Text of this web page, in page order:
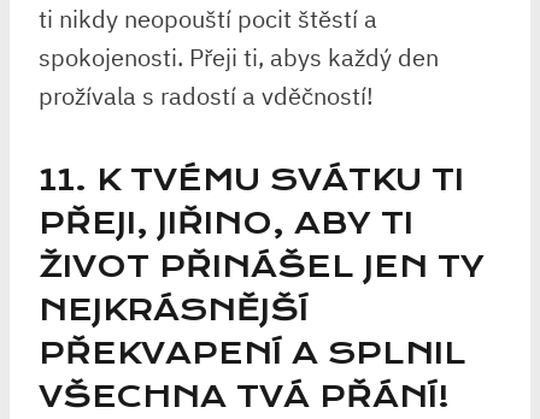
ti nikdy neopouští pocit štěstí a
spokojenosti. Přeji ti, abys každý den
prožívala s radostí a vděčností!
11. K TVÉMU SVÁTKU TI
PŘEJI, JIŘINO, ABY TI
ŽIVOT PŘINÁŠEL JEN TY
NEJKRÁSNĚJŠÍ
PŘEKVAPENÍ A SPLNIL
VŠECHNA TVÁ PŘÁNÍ!